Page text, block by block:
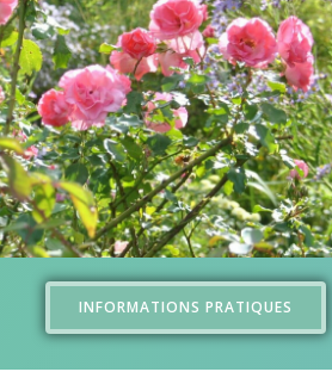
INFORMATIONS PRATIQUES